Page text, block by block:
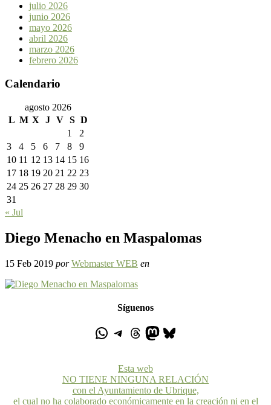
julio 2026
junio 2026
mayo 2026
abril 2026
marzo 2026
febrero 2026
Calendario
agosto 2026
L M X J V S D
1
2
3
4 5 6 7 8
9
10 11 12 13 14 15 16
17 18 19 20 21 22 23
24 25 26 27 28 29 30
31
« Jul
Diego Menacho en Maspalomas
15 Feb 2019 por Webmaster WEB en
Síguenos
Esta web
NO TIENE NINGUNA RELACIÓN
con el Ayuntamiento de Ubrique,
el cual no ha colaborado económicamente en la creación ni en el